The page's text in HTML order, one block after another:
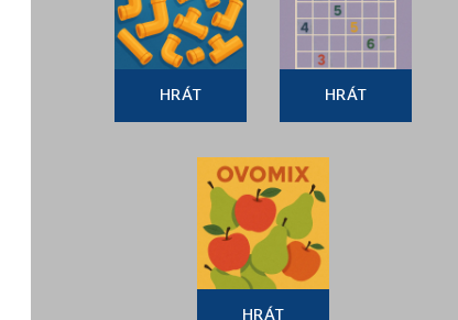
HRÁT HRÁT
HRÁT